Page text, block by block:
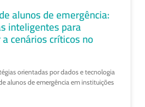
alunos de emergência:
inteligentes para
cenários críticos no
orientadas por dados e tecnologia
alunos de emergência em instituições